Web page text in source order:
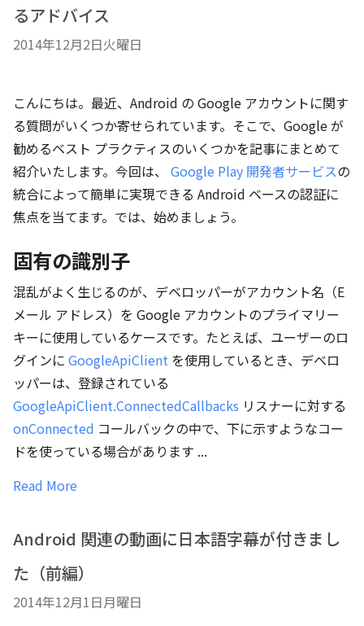
るアドバイス
2014年12月2日火曜日
こんにちは。最近、Android の Google アカウントに関す
る質問がいくつか寄せられています。そこで、Google が
勧めるベスト プラクティスのいくつかを記事にまとめて
紹介いたします。今回は、 Google Play 開発者サービスの
統合によって簡単に実現できる Android ベースの認証に
焦点を当てます。では、始めましょう。
固有の識別子
混乱がよく生じるのが、デベロッパーがアカウント名（E
メール アドレス）を Google アカウントのプライマリー
キーに使用しているケースです。たとえば、ユーザーのロ
グインに GoogleApiClient を使用しているとき、デベロ
ッパーは、登録されている
GoogleApiClient.ConnectedCallbacks リスナーに対する
onConnected コールバックの中で、下に示すようなコー
ドを使っている場合があります ...
Read More
Android 関連の動画に日本語字幕が付きまし
た（前編）
2014年12月1日月曜日